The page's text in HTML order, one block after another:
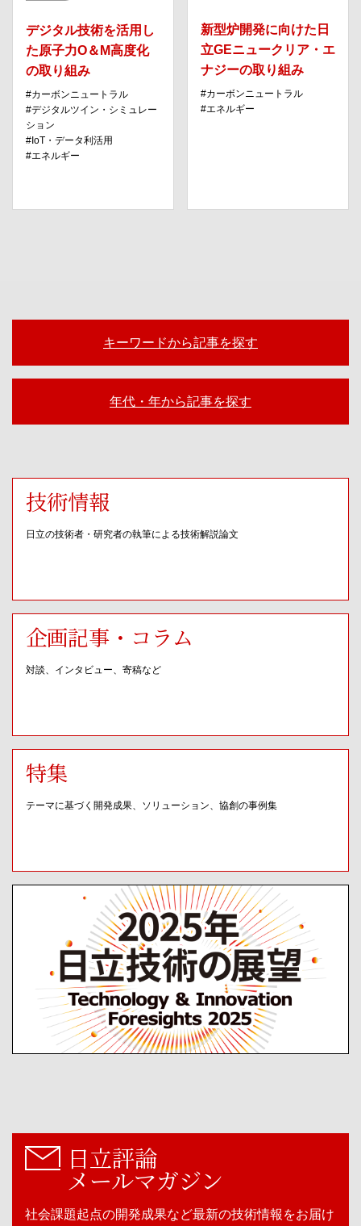
デジタル技術を活用し
た原子力O＆M高度化
の取り組み
カーボンニュートラル
デジタルツイン・シミュレー
ション
IoT・データ利活⽤
エネルギー
新型炉開発に向けた日
立GEニュークリア・エ
ナジーの取り組み
カーボンニュートラル
エネルギー
キーワードから記事を探す
年代・年から記事を探す
技術情報
日立の技術者・研究者の執筆による技術解説論文
企画記事・コラム
対談、インタビュー、寄稿など
特集
テーマに基づく開発成果、ソリューション、協創の事例集
日立評論
メールマガジン
社会課題起点の開発成果など最新の技術情報をお届け